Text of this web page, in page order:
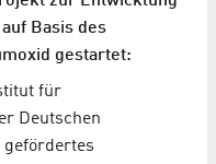
Basis des
gestartet:
für
Deutschen
gefördertes